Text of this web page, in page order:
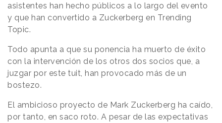
asistentes han hecho públicos a lo largo del evento
y que han convertido a Zuckerberg en Trending
Topic.
Todo apunta a que su ponencia ha muerto de éxito
con la intervención de los otros dos socios que, a
juzgar por este tuit, han provocado más de un
bostezo.
El ambicioso proyecto de Mark Zuckerberg ha caído,
por tanto, en saco roto. A pesar de las expectativas